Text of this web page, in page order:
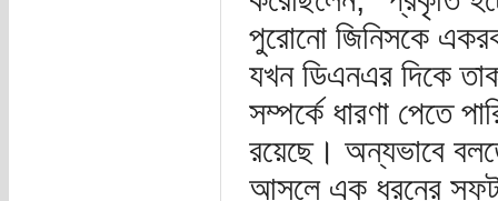
পুরোনো জিনিসকে
যখন ডিএনএর দিকে
সম্পর্কে ধারণা পেতে
রয়েছে। অন্যভাবে
আসলে এক ধরনের